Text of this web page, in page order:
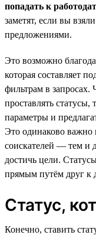
попадать к
заметят, если вы
предложениями.
Это возможно
которая составляет
фильтрам в запросах.
проставлять статусы,
параметры и
Это одинаково важно
соискателей — тем и
достичь цели.
прямым путём друг к
Статус,
Конечно, ставить